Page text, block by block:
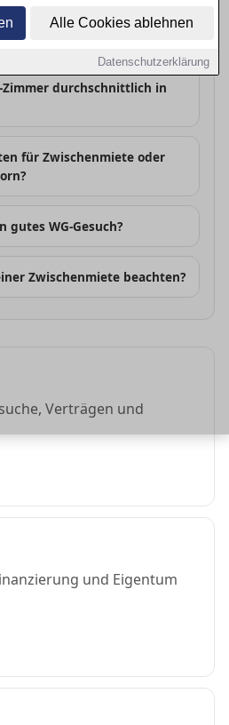
Alle Cookies ablehnen
Datenschutzerklärung
in Nordhorn?
Zimmer durchschnittlich in
für Zwischenmiete oder
gutes WG-Gesuch?
Zwischenmiete beachten?
Verträgen und
und Eigentum